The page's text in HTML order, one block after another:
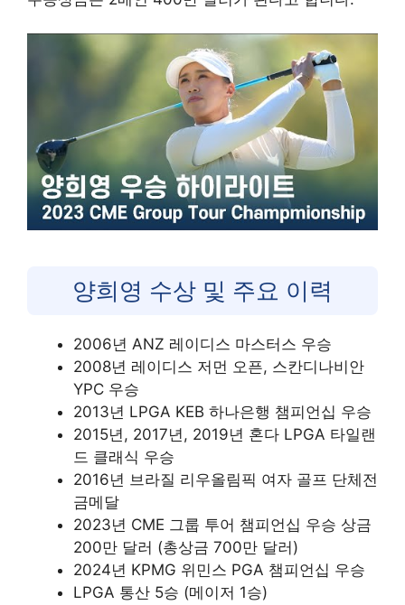
양희영 수상 및 주요 이력
2006년 ANZ 레이디스 마스터스 우승
2008년 레이디스 저먼 오픈, 스칸디나비안
YPC 우승
2013년 LPGA KEB 하나은행 챔피언십 우승
2015년, 2017년, 2019년 혼다 LPGA 타일랜
드 클래식 우승
2016년 브라질 리우올림픽 여자 골프 단체전
금메달
2023년 CME 그룹 투어 챔피언십 우승 상금
200만 달러 (총상금 700만 달러)
2024년 KPMG 위민스 PGA 챔피언십 우승
LPGA 통산 5승 (메이저 1승)